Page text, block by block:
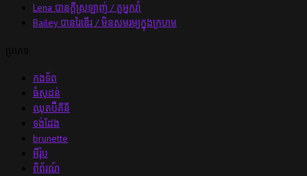
Lena បានក្ដីស្រឡាញ់ / ភ្លអ្នករាំ
Bailey បានរៃឌើរ / មិនសមរម្យក្នុងក្រហម
កងទ័ព
ធំសុដន់
ឈុតប៊ីគីនី
ទង់ដែង
brunette
អឺរ៉ុប
ពិព័រណ៍